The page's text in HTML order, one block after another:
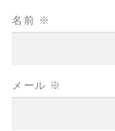
名前 ※
メール ※